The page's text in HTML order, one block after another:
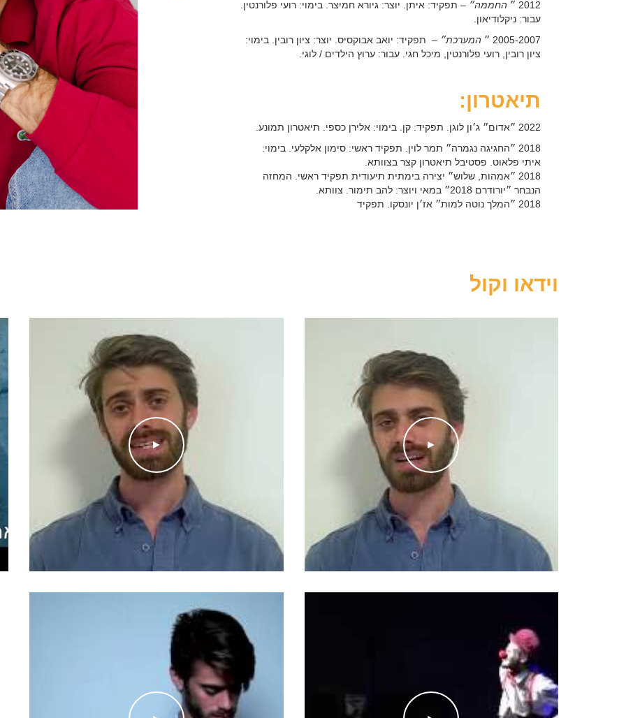
2012 ״
החממה״ – תפקיד: איתן. יוצר: גיורא חמיצר. בימוי: רועי פלורנטין.
עבור: ניקלודיאון.
2005-2007 ״ המערכת״ – תפקיד: יואב אבוקסיס. יוצר: ציון רובין. בימוי:
ציון רובין, רועי פלורנטין, מיכל חגי. עבור: ערוץ הילדים / לוגי.
תיאטרון:
2022 ״אדום״ ג׳ון
לוגן. תפקיד: קן. בימוי: אלירן כספי. תיאטרון תמונע.
2018 ״החגיגה נגמרה״ תמר לוין. תפקיד ראשי: סימון אלקלעי. בימוי:
איתי פלאוט. פסטיבל תיאטרון קצר בצוותא.
2018 ״
אמהות, שלוש״ יצירה בימתית תיעודית תפקיד ראשי. המחזה
הנבחר ״יורודרם
במאי ויוצר: להב תימור. צוותא.
2018 ״המלך נוטה למות״
אז׳ן יונסקו. תפקיד
2017 ״באג״ טרייסי לטס. תפקיד ראשי: פיטר אוונס. בימוי:
אלירן כספי. תיאטרון
״שש דמויות מחפשות מחבר״ לואיג'י פיראנדלו. תפקיד ראשי: האב. בימוי: כלת פרס ישראל רנה ירושלמי. סמינר הקיבוצים.
"הסערה" ויליאם שייקספיר. תפקיד ראשי:
פרוספרו. בימוי: טל ברנר. סמינר הקיבוצים.
"הממונה על משאבי אנוש" א.ב יהושע. תפקיד מרכזי: הישיש. בימוי: איציק
" תאטרון תנועה, יצירה מקורית- אנסמבל. בימוי: יעל תורג׳מן.
ג'יפסי״ - בימוי: שוקי וגנר. תיאטרון הספרייה.
קולנוע:
2019 ״תם הטקס״. תפקיד ראשי:
שד״ר. במאי: זיו הרמלין שד״ר. זוכה פרס הסרט הקצר הטוב ביותר
בפסטיבל הקולנוע
2018 “To The End’s
The Earth”- Directed by David Batty. Role:
Saint Luke.
Filmed at Ouarzazate Morocco.
וידאו וקול
►
►